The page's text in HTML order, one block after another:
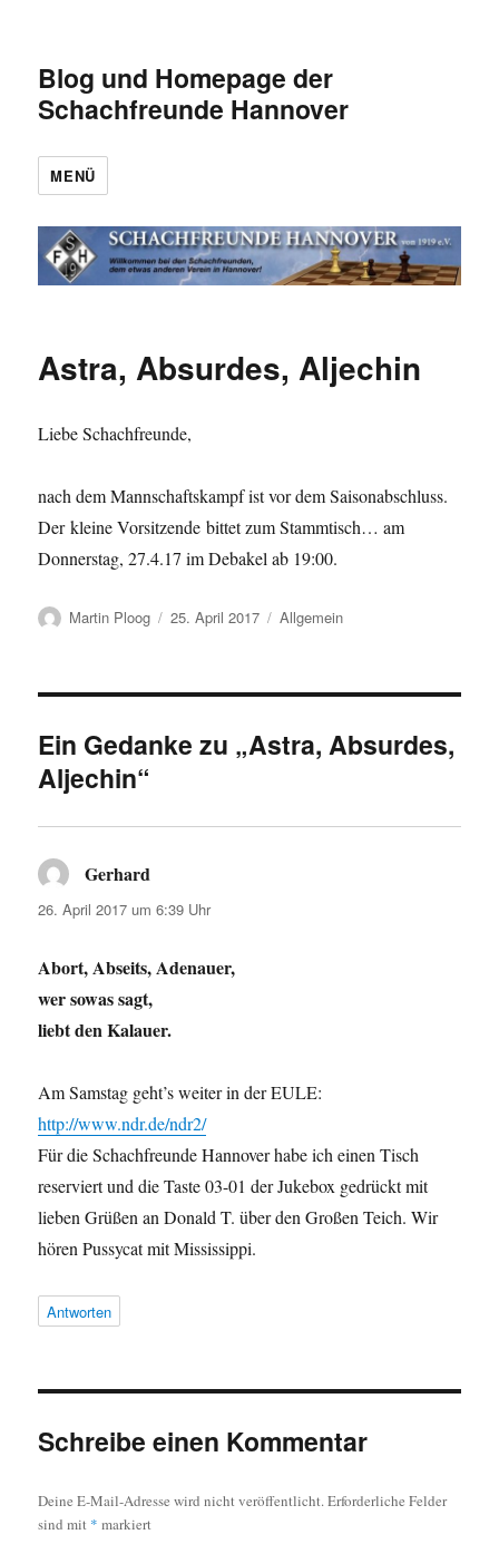
Blog und Homepage der
Schachfreunde Hannover
MENÜ
Astra, Absurdes, Aljechin
Liebe Schachfreunde,
nach dem Mannschaftskampf ist vor dem Saisonabschluss.
Der kleine Vorsitzende bittet zum Stammtisch… am
Donnerstag, 27.4.17 im Debakel ab 19:00.
Autor
Martin Ploog
Veröffentlicht
25. April 2017 Kategorien
Allgemein
Ein Gedanke zu „Astra, Absurdes,
Aljechin“
Gerhard
26. April 2017 um 6:39 Uhr
Abort, Abseits, Adenauer,
wer sowas sagt,
liebt den Kalauer.
Am Samstag geht’s weiter in der EULE:
http://www.ndr.de/ndr2/
Für die Schachfreunde Hannover habe ich einen Tisch
reserviert und die Taste 03-01 der Jukebox gedrückt mit
lieben Grüßen an Donald T. über den Großen Teich. Wir
hören Pussycat mit Mississippi.
Antworten
Schreibe einen Kommentar
Deine E-Mail-Adresse wird nicht veröffentlicht.Erforderliche Felder
sind mit * markiert